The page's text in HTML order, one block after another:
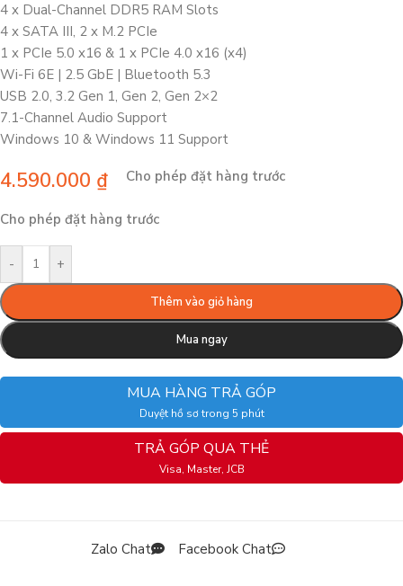
4 x Dual-Channel DDR5 RAM Slots
4 x SATA III, 2 x M.2 PCIe
1 x PCIe 5.0 x16 & 1 x PCIe 4.0 x16 (x4)
Wi-Fi 6E | 2.5 GbE | Bluetooth 5.3
USB 2.0, 3.2 Gen 1, Gen 2, Gen 2×2
7.1-Channel Audio Support
Windows 10 & Windows 11 Support
4.590.000 ₫ Cho phép đặt hàng trước
Cho phép đặt hàng trước
- +
Thêm vào giỏ hàng
Mua ngay
MUA HÀNG TRẢ GÓP
Duyệt hồ sơ trong 5 phút
TRẢ GÓP QUA THẺ
Visa, Master, JCB
Zalo Chat Facebook Chat